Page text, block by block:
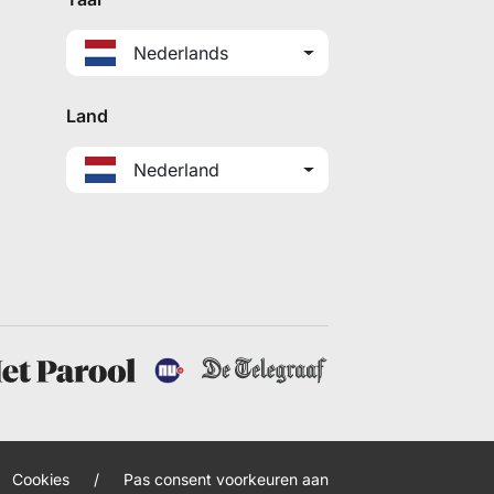
Nederlands
Land
Nederland
Cookies / Pas consent voorkeuren aan